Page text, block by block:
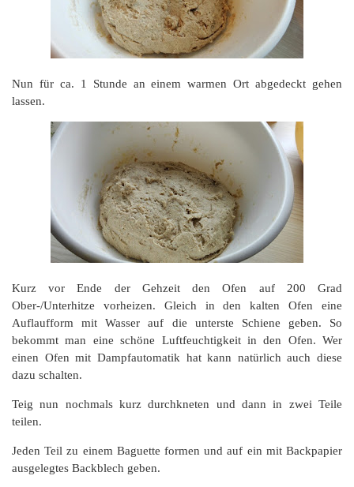
Nun für ca. 1 Stunde an einem warmen Ort abgedeckt gehen
lassen.
Kurz vor Ende der Gehzeit den Ofen auf 200 Grad
Ober-/Unterhitze vorheizen. Gleich in den kalten Ofen eine
Auflaufform mit Wasser auf die unterste Schiene geben. So
bekommt man eine schöne Luftfeuchtigkeit in den Ofen. Wer
einen Ofen mit Dampfautomatik hat kann natürlich auch diese
dazu schalten.
Teig nun nochmals kurz durchkneten und dann in zwei Teile
teilen.
Jeden Teil zu einem Baguette formen und auf ein mit Backpapier
ausgelegtes Backblech geben.